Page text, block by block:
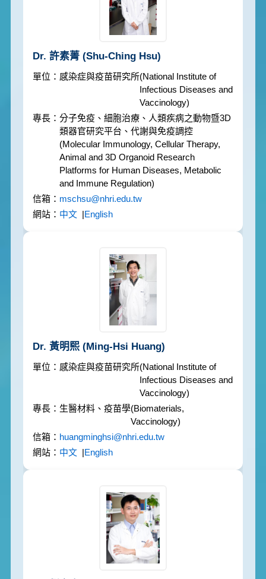
Dr. 許素菁 (Shu-Ching Hsu)
感染症與疫苗研究所(National Institute of
Infectious Diseases and
Vaccinology)
分子免疫、細胞治療、人類疾病之動物暨3D
類器官研究平台、代謝與免疫調控
(Molecular Immunology, Cellular Therapy,
Animal and 3D Organoid Research
Platforms for Human Diseases, Metabolic
and Immune Regulation)
mschsu@nhri.edu.tw
中文 |English
Dr. 黃明熙 (Ming-Hsi Huang)
感染症與疫苗研究所(National Institute of
Infectious Diseases and
Vaccinology)
生醫材料、疫苗學(Biomaterials,
Vaccinology)
huangminghsi@nhri.edu.tw
中文 |English